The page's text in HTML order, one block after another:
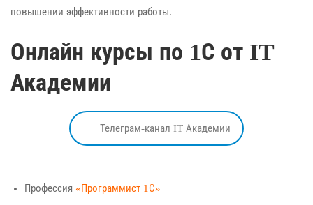
повышении эффективности работы.
Онлайн курсы по 1С от IT
Академии
Телеграм-канал IT Академии
Профессия «Программист 1С»